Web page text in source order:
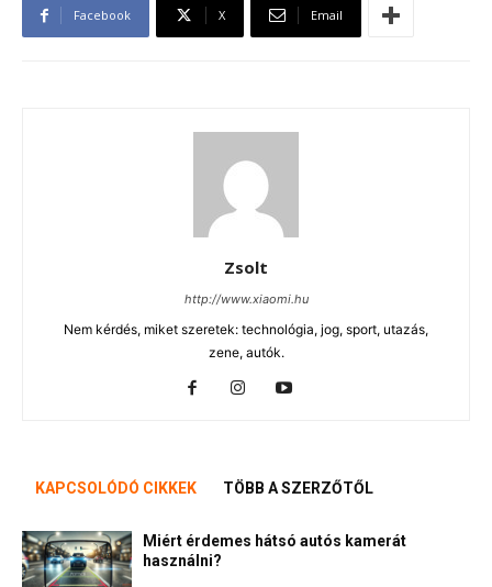
Facebook X Email
Zsolt
http://www.xiaomi.hu
Nem kérdés, miket szeretek: technológia, jog, sport, utazás,
zene, autók.
KAPCSOLÓDÓ CIKKEK TÖBB A SZERZŐTŐL
Miért érdemes hátsó autós kamerát
használni?